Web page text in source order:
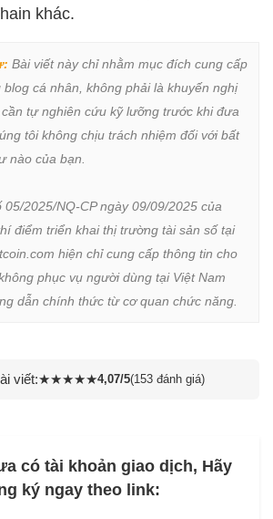
khác.
Bài viết này chỉ nhằm mục đích cung cấp
cá nhân, không phải là khuyến nghị
tự nghiên cứu kỹ lưỡng trước khi đưa
tôi không chịu trách nhiệm đối với bất
nào của bạn.
05/2025/NQ-CP ngày 09/09/2025 của
điểm triển khai thị trường tài sản số tại
hiện chỉ cung cấp thông tin cho
phục vụ người dùng tại Việt Nam
dẫn chính thức từ cơ quan chức năng.
viết:★★★★★4,07/5(153 đánh giá)
có tài khoản giao dịch, Hãy
ký ngay theo link: